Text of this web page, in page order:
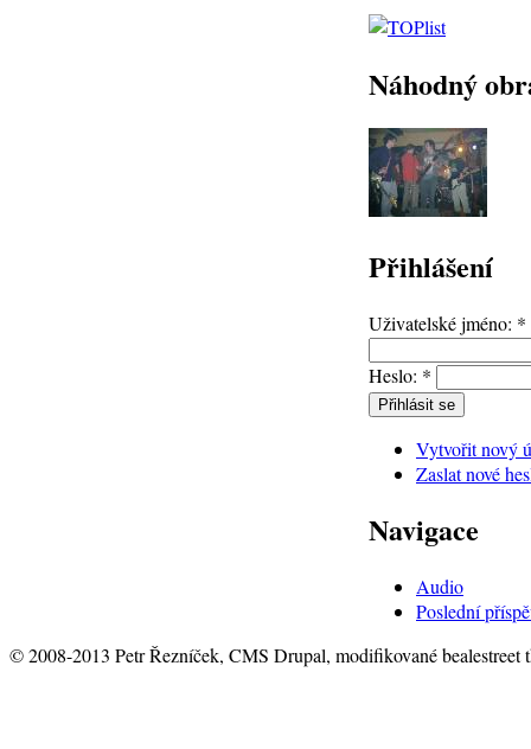
Náhodný
Přihlášení
Uživatelské jméno: *
Heslo: *
Vytvořit nový
Zaslat nové
Navigace
Audio
Poslední
© 2008-2013 Petr Řezníček, CMS Drupal, modifikované bealestreet